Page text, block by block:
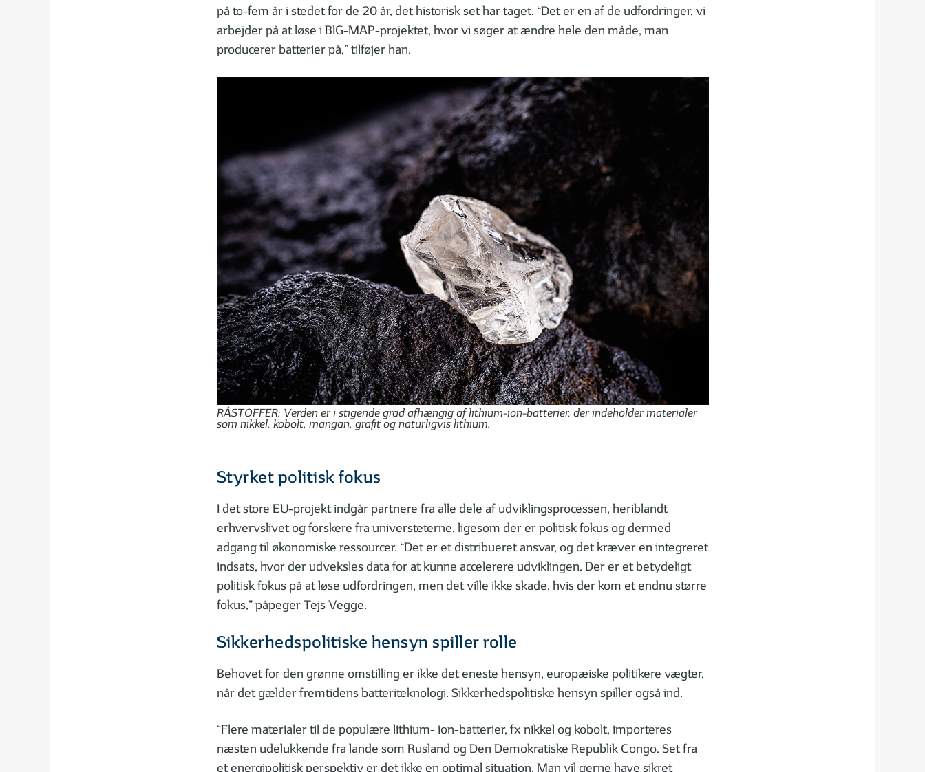
på to-fem år i stedet for de 20 år, det historisk set har taget. “Det er en af de udfordringer, vi
arbejder på at løse i BIG-MAP-projektet, hvor vi søger at ændre hele den måde, man
producerer batterier på,” tilføjer han.
RÅSTOFFER: Verden er i stigende grad afhængig af lithium-ion-batterier, der indeholder materialer
som nikkel, kobolt, mangan, grafit og naturligvis lithium.
Styrket politisk fokus
I det store EU-projekt indgår partnere fra alle dele af udviklingsprocessen, heriblandt
erhvervslivet og forskere fra universteterne, ligesom der er politisk fokus og dermed
adgang til økonomiske ressourcer. “Det er et distribueret ansvar, og det kræver en integreret
indsats, hvor der udveksles data for at kunne accelerere udviklingen. Der er et betydeligt
politisk fokus på at løse udfordringen, men det ville ikke skade, hvis der kom et endnu større
fokus,” påpeger Tejs Vegge.
Sikkerhedspolitiske hensyn spiller rolle
Behovet for den grønne omstilling er ikke det eneste hensyn, europæiske politikere vægter,
når det gælder fremtidens batteriteknologi. Sikkerhedspolitiske hensyn spiller også ind.
“Flere materialer til de populære lithium- ion-batterier, fx nikkel og kobolt, importeres
næsten udelukkende fra lande som Rusland og Den Demokratiske Republik Congo. Set fra
et energipolitisk perspektiv er det ikke en optimal situation. Man vil gerne have sikret